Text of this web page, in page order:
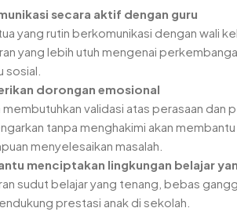
secara aktif dengan guru
yang rutin berkomunikasi dengan wali
yang lebih utuh mengenai
sosial.
dorongan emosional
membutuhkan validasi atas perasaan dan
tanpa menghakimi akan
menyelesaikan masalah.
menciptakan lingkungan belajar
sudut belajar yang tenang, bebas
prestasi anak di sekolah.